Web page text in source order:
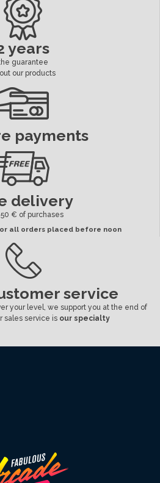
years
guarantee
our products
payments
delivery
€ of purchases
all orders placed before noon
service
your level, we support you at the end of
sales service is our specialty